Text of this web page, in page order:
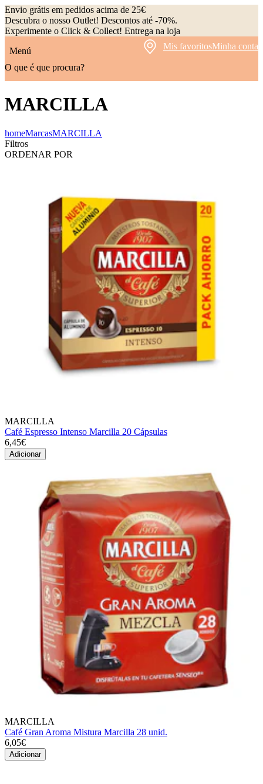
Envio grátis em pedidos acima de 25€
Descubra o nosso Outlet! Descontos até -70%.
Experimente o Click & Collect! Entrega na loja
Menú
Mis favoritosMinha conta
O que é que procura?
MARCILLA
homeMarcasMARCILLA
Filtros
ORDENAR POR
MARCILLA
Café Espresso Intenso Marcilla 20 Cápsulas
6,45€
Adicionar
MARCILLA
Café Gran Aroma Mistura Marcilla 28 unid.
6,05€
Adicionar